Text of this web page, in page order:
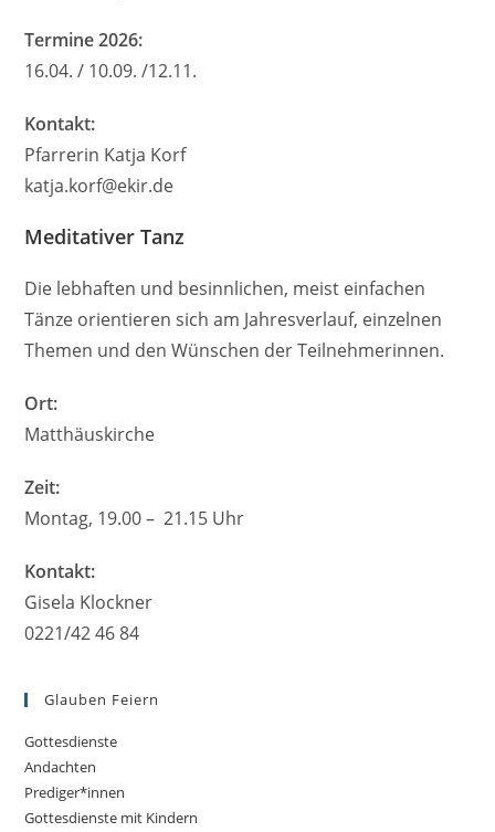
Termine 2026:
16.04. / 10.09. /12.11.
Kontakt:
Pfarrerin Katja Korf
katja.korf@ekir.de
Meditativer Tanz
Die lebhaften und besinnlichen, meist einfachen
Tänze orientieren sich am Jahresverlauf, einzelnen
Themen und den Wünschen der Teilnehmerinnen.
Ort:
Matthäuskirche
Zeit:
Montag, 19.00 – 21.15 Uhr
Kontakt:
Gisela Klockner
0221/42 46 84
Glauben Feiern
Gottesdienste
Andachten
Prediger*innen
Gottesdienste mit Kindern